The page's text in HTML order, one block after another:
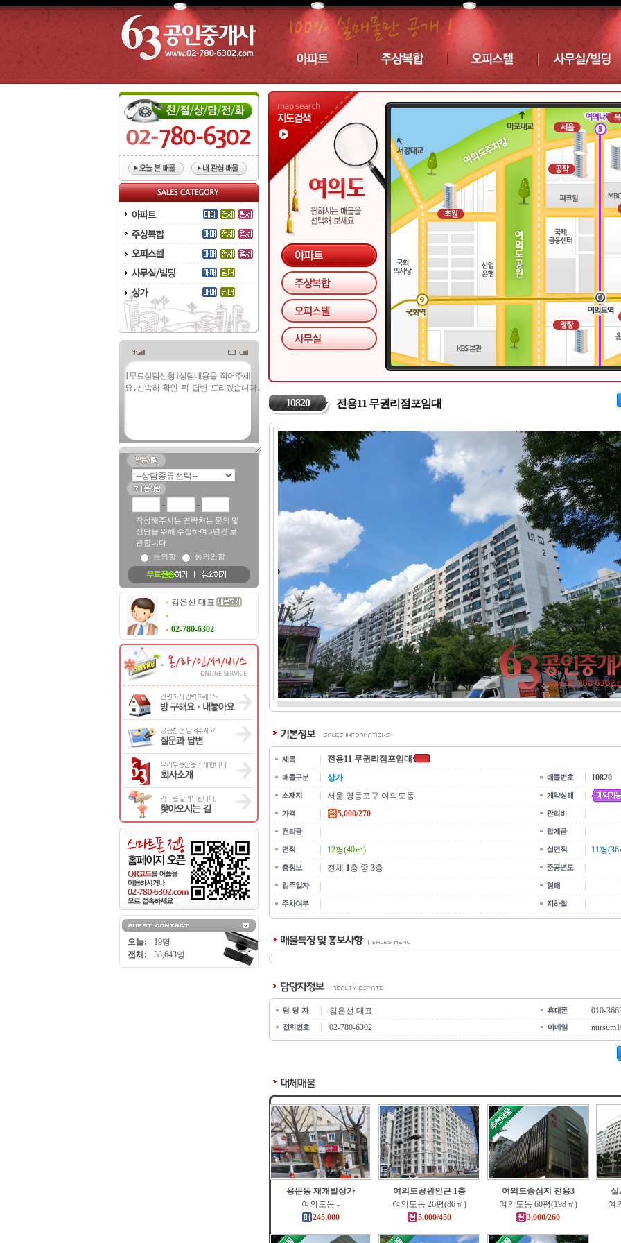
- -
작성해주시는 연락처는 문의 및
상담을 위해 수집하며 5년간 보
관합니다.
동의함
동의안함
김은선 대표
02-780-6302
오늘:
19명
전체:
38,643명
10820 전용11 무권리점포임대
전용11 무권리점포임대
상가
10820
서울 영등포구 여의도동
5,000/270
12평(40㎡)
11평
전체 1층 중 3층
김은선 대표
010-
02-780-6302
용문동 재개발상가
여의도동 -
245,000
여의도공원인근 1층
여의도동 26평(86㎡)
5,000/450
여의도중심지 전용3
여의도동 60평(198㎡)
3,000/260
실
여